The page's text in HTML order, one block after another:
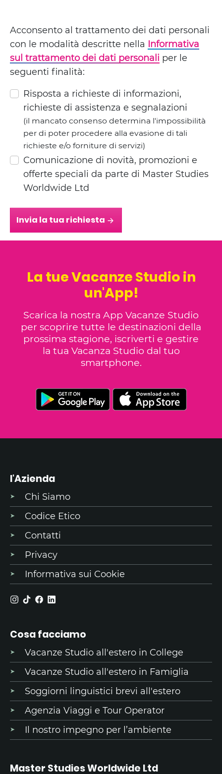
Acconsento al trattamento dei dati personali
con le modalità descritte nella Informativa
sul trattamento dei dati personali per le
seguenti finalità:
Risposta a richieste di informazioni,
richieste di assistenza e segnalazioni
(il mancato consenso determina l'impossibilità
per di poter procedere alla evasione di tali
richieste e/o forniture di servizi)
Comunicazione di novità, promozioni e
offerte speciali da parte di Master Studies
Worldwide Ltd
Invia la tua richiesta
La tue Vacanze Studio in
un'App!
Scarica la nostra App Vacanze Studio
per scoprire tutte le destinazioni della
prossima stagione, iscriverti e gestire
la tua Vacanza Studio dal tuo
smartphone.
l'Azienda
Chi Siamo
Codice Etico
Contatti
Privacy
Informativa sui Cookie
Cosa facciamo
Vacanze Studio all'estero in College
Vacanze Studio all'estero in Famiglia
Soggiorni linguistici brevi all'estero
Agenzia Viaggi e Tour Operator
Il nostro impegno per l’ambiente
Master Studies Worldwide Ltd